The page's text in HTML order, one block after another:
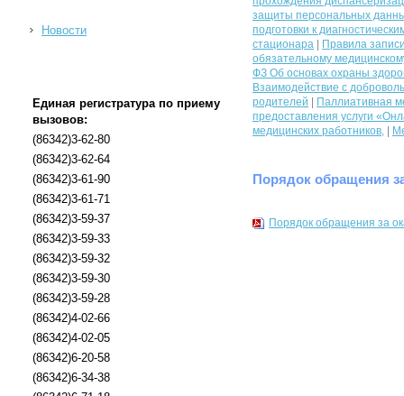
Новости
Единая регистратура по приему
вызовов:
(86342)3-62-80
(86342)3-62-64
(86342)3-61-90
(86342)3-61-71
(86342)3-59-37
(86342)3-59-33
(86342)3-59-32
(86342)3-59-30
(86342)3-59-28
(86342)4-02-66
(86342)4-02-05
(86342)6-20-58
(86342)6-34-38
защиты персональных
подготовки к
стационара
Правила
обязательному
ФЗ Об основах охраны
Взаимодействие с
родителей
Паллиативная
предоставления услуги
медицинских работников,
Порядок обращения
Порядок обращения за